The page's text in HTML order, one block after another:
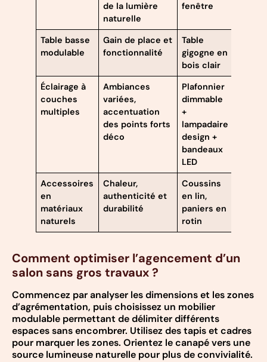
de la lumière
naturelle
fenêtre
Table basse
modulable
Gain de place et
fonctionnalité
Table
gigogne en
bois clair
Éclairage à
couches
multiples
Ambiances
variées,
accentuation
des points forts
déco
Plafonnier
dimmable
+
lampadaire
design +
bandeaux
LED
Accessoires
en
matériaux
naturels
Chaleur,
authenticité et
durabilité
Coussins
en lin,
paniers en
rotin
Comment optimiser l’agencement d’un
salon sans gros travaux ?
Commencez par analyser les dimensions et les zones
d’agrémentation, puis choisissez un mobilier
modulable permettant de délimiter différents
espaces sans encombrer. Utilisez des tapis et cadres
pour marquer les zones. Orientez le canapé vers une
source lumineuse naturelle pour plus de convivialité.